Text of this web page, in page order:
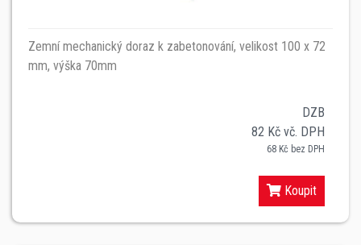
Zemní mechanický doraz k zabetonování, velikost 100 x 72
mm, výška 70mm
DZB
82 Kč vč. DPH
68 Kč bez DPH
Koupit